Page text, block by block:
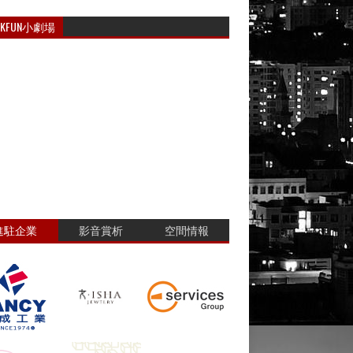
小劇場
駐企業 影音賞析 空間情報